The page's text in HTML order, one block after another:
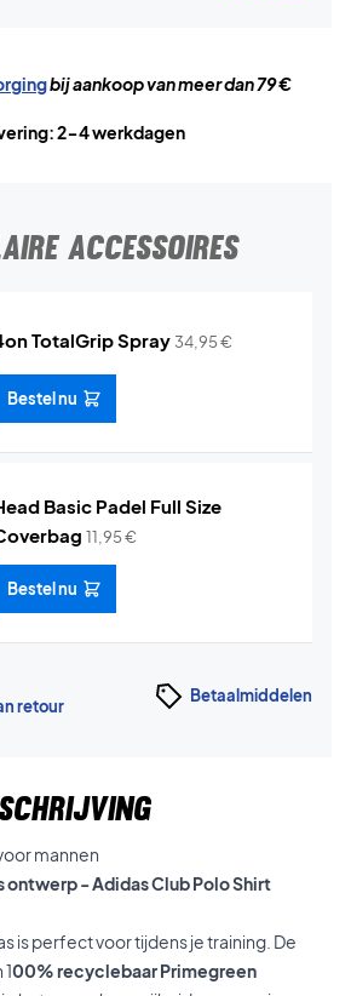
bij aankoop van meer dan 79 €
2-4 werkdagen
ACCESSOIRES
TotalGrip Spray 34,95€
Bestel nu
Basic Padel Full Size
11,95€
Bestel nu
retour
Betaalmiddelen
mannen
ontwerp - Adidas Club Polo Shirt
is perfect voor tijdens je training. De
00% recyclebaar Primegreen